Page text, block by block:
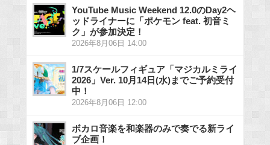
YouTube Music Weekend 12.0のDay2ヘ
ッドライナーに「ポケモン feat. 初音ミ
ク」が参加決定！
2026年8月06日 14:00
1/7スケールフィギュア「マジカルミライ
2026」Ver. 10月14日(水)までご予約受付
中！
2026年8月06日 12:00
ボカロ音楽を和楽器のみで奏でる新ライ
ブ企画！